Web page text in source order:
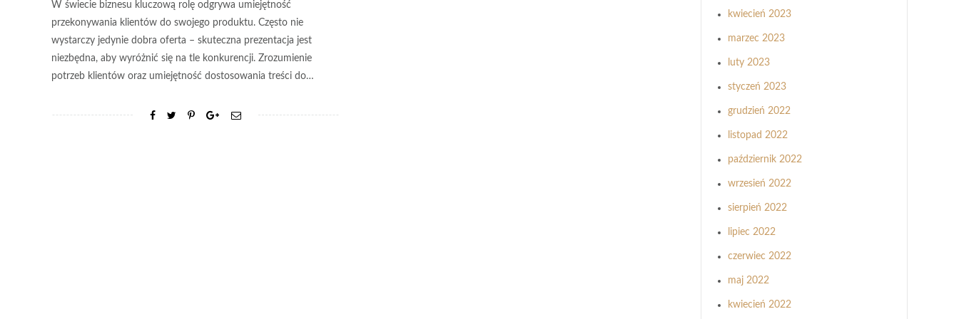
W świecie biznesu kluczową rolę odgrywa umiejętność
przekonywania klientów do swojego produktu. Często nie
wystarczy jedynie dobra oferta – skuteczna prezentacja jest
niezbędna, aby wyróżnić się na tle konkurencji. Zrozumienie
potrzeb klientów oraz umiejętność dostosowania treści do…
kwiecień 2023
marzec 2023
luty 2023
styczeń 2023
grudzień 2022
listopad 2022
październik 2022
wrzesień 2022
sierpień 2022
lipiec 2022
czerwiec 2022
maj 2022
kwiecień 2022